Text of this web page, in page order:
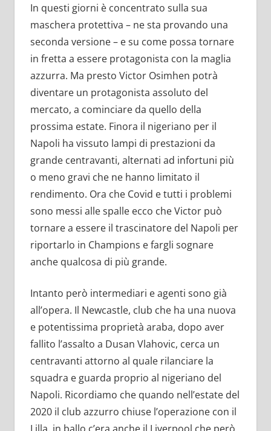
In questi giorni è concentrato sulla sua
maschera protettiva – ne sta provando una
seconda versione – e su come possa tornare
in fretta a essere protagonista con la maglia
azzurra. Ma presto Victor Osimhen potrà
diventare un protagonista assoluto del
mercato, a cominciare da quello della
prossima estate. Finora il nigeriano per il
Napoli ha vissuto lampi di prestazioni da
grande centravanti, alternati ad infortuni più
o meno gravi che ne hanno limitato il
rendimento. Ora che Covid e tutti i problemi
sono messi alle spalle ecco che Victor può
tornare a essere il trascinatore del Napoli per
riportarlo in Champions e fargli sognare
anche qualcosa di più grande.
Intanto però intermediari e agenti sono già
all’opera. Il Newcastle, club che ha una nuova
e potentissima proprietà araba, dopo aver
fallito l’assalto a Dusan Vlahovic, cerca un
centravanti attorno al quale rilanciare la
squadra e guarda proprio al nigeriano del
Napoli. Ricordiamo che quando nell’estate del
2020 il club azzurro chiuse l’operazione con il